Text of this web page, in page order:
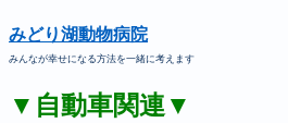
みどり湖動物病院
みんなが幸せになる方法を一緒に考えます
▼自動車関連▼